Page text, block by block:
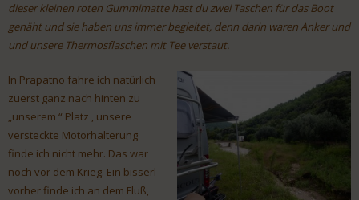
dieser kleinen roten Gummimatte hast du zwei Taschen für das Boot
genäht und sie haben uns immer begleitet, denn darin waren Anker und
und unsere Thermosflaschen mit Tee verstaut.
In Prapatno fahre ich natürlich
zuerst ganz nach hinten zu
„unserem “ Platz , unsere
versteckte Motorhalterung
finde ich nicht mehr. Das war
noch vor dem Krieg. Ein bisserl
vorher finde ich an dem Fluß,